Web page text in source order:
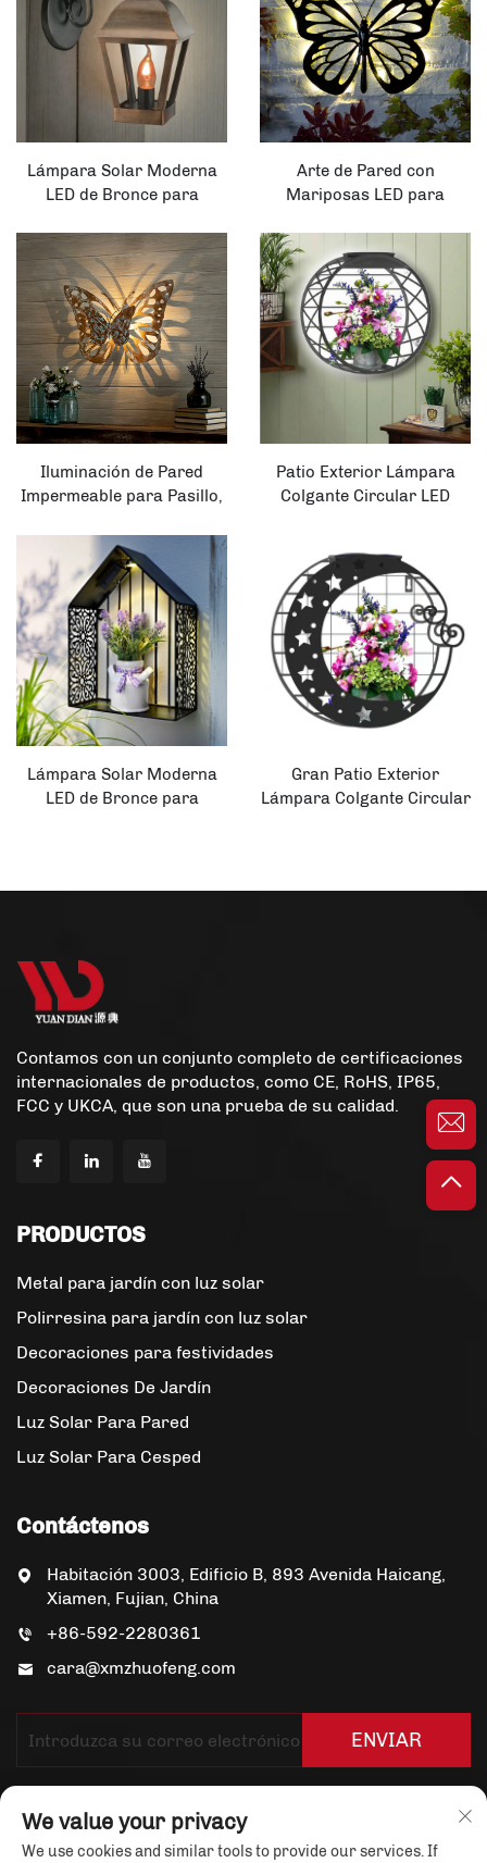
Lámpara Solar Moderna
LED de Bronce para
Cuadrada
Arte de Pared con
Mariposas LED para
con Panel Solar y Energía
de Batería, Cuerpo de
Hierro para Aplicaciones al
Aire Libre
Iluminación de Pared
Impermeable para Pasillo,
Decoración Artística del
Hogar con Mariposas de
Metal en Sombra
Patio Exterior Lámpara
Colgante Circular LED
Lámpara Solar Moderna
LED de Bronce para
Gran Patio Exterior
Lámpara Colgante Circular
Hogar
Contamos con un conjunto completo de certificaciones
internacionales de productos, como CE, RoHS, IP65,
FCC y UKCA, que son una prueba de su calidad.
PRODUCTOS
Metal para jardín con luz solar
Polirresina para jardín con luz solar
Decoraciones para festividades
Decoraciones De Jardín
Luz Solar Para Pared
Luz Solar Para Cesped
Contáctenos
Habitación 3003, Edificio B, 893 Avenida Haicang,
Xiamen, Fujian, China
+86-592-2280361
cara@xmzhuofeng.com
ENVIAR
We value your privacy
We use cookies and similar tools to provide our services. If